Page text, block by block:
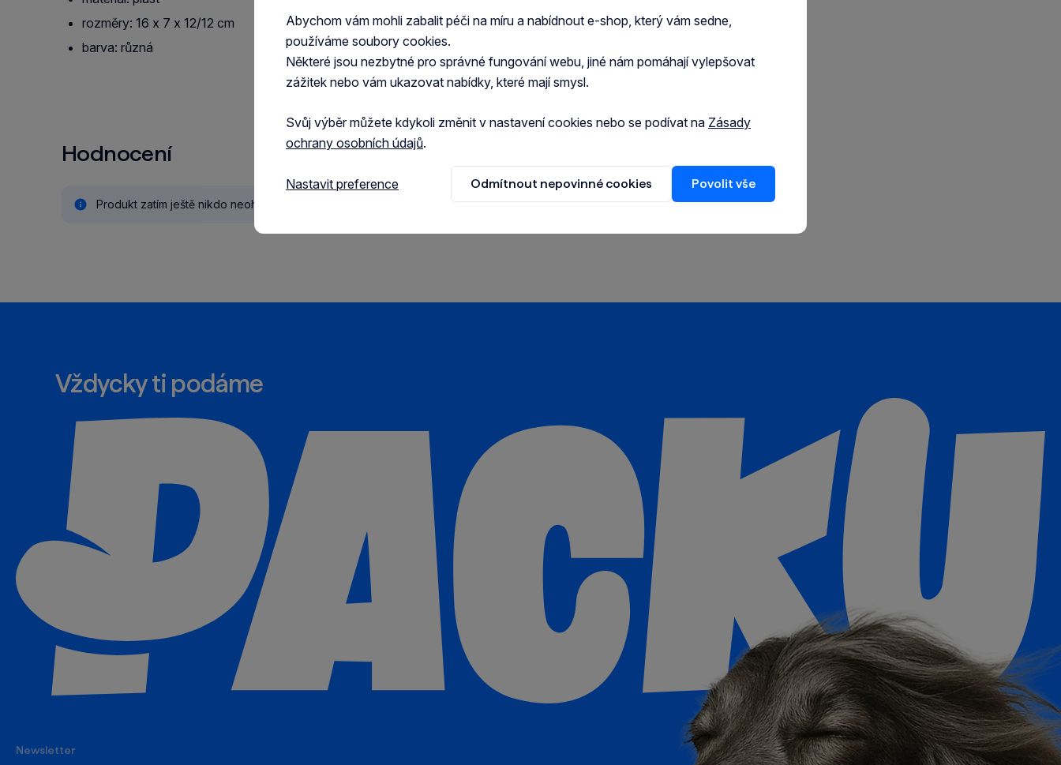
rozměry: 16 x 7 x 12/12 cm
barva: různá
Zobrazit GPSR
Hodnocení
Produkt zatím ještě nikdo neohodnotil.
Vždycky ti podáme
Newsletter
Abychom vám mohli zabalit péči na míru a nabídnout e-shop, který vám sedne,
používáme soubory cookies.
Některé jsou nezbytné pro správné fungování webu, jiné nám pomáhají vylepšovat
zážitek nebo vám ukazovat nabídky, které mají smysl.
Svůj výběr můžete kdykoli změnit v nastavení cookies nebo se podívat na Zásady
ochrany osobních údajů.
Nastavit preference Odmítnout nepovinné cookies Povolit vše